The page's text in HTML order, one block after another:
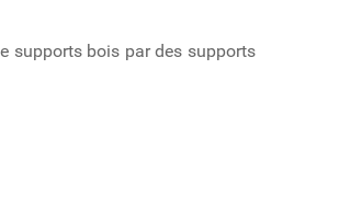
supports bois par des supports